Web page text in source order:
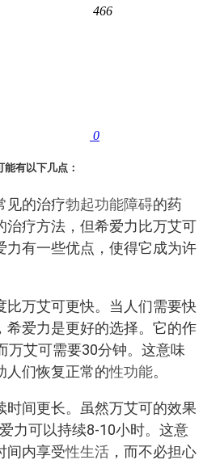
466
0
有以下几点：
见的治疗勃起功能障碍的药
治疗方法，但希爱力比万艾可
力有一些优点，使得它成为许
比万艾可更快。当人们需要快
希爱力是更好的选择。它的作
万艾可需要30分钟。这意味
人们恢复正常的性功能。
时间更长。虽然万艾可的效果
力可以持续8-10小时。这意
间内享受性生活 ，而不必担心